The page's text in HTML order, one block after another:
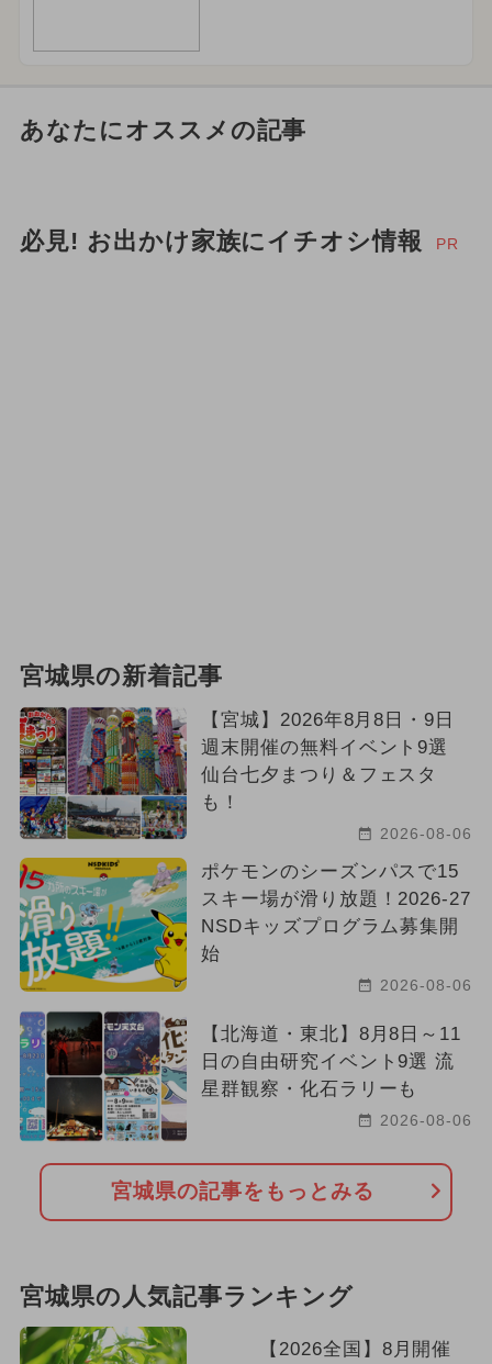
あなたにオススメの記事
必見! お出かけ家族にイチオシ情報 PR
宮城県の新着記事
【宮城】2026年8月8日・9日
週末開催の無料イベント9選
仙台七夕まつり＆フェスタ
も！
2026-08-06
ポケモンのシーズンパスで15
スキー場が滑り放題！2026-27
NSDキッズプログラム募集開
始
2026-08-06
【北海道・東北】8月8日～11
日の自由研究イベント9選 流
星群観察・化石ラリーも
2026-08-06
宮城県の記事をもっとみる
宮城県の人気記事ランキング
【2026全国】8月開催